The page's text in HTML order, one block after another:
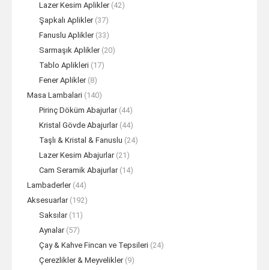
Lazer Kesim Aplikler (42)
Şapkalı Aplikler (37)
Fanuslu Aplikler (33)
Sarmaşık Aplikler (20)
Tablo Aplikleri (17)
Fener Aplikler (8)
Masa Lambalari (140)
Pirinç Döküm Abajurlar (44)
Kristal Gövde Abajurlar (44)
Taşlı & Kristal & Fanuslu (24)
Lazer Kesim Abajurlar (21)
Cam Seramik Abajurlar (14)
Lambaderler (44)
Aksesuarlar (192)
Saksılar (11)
Aynalar (57)
Çay & Kahve Fincan ve Tepsileri (24)
Çerezlikler & Meyvelikler (9)